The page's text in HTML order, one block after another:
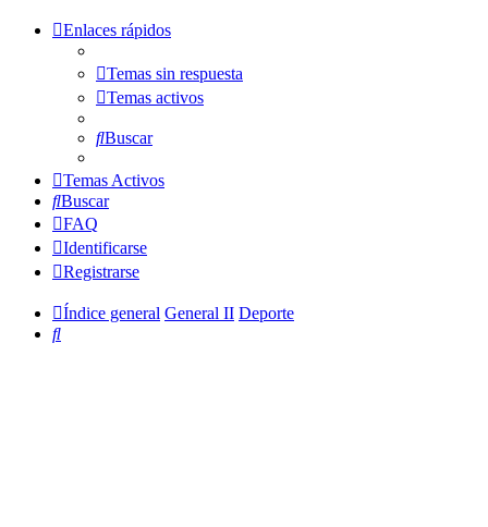
Enlaces rápidos
Temas sin respuesta
Temas activos
Buscar
Temas Activos
Buscar
FAQ
Identificarse
Registrarse
Índice general General II Deporte
Buscar